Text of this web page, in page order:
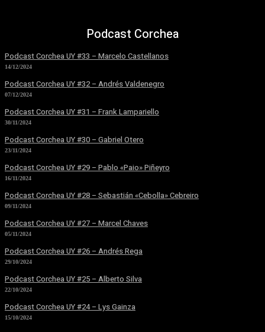
Podcast Corchea
Podcast Corchea UY #33 – Marcelo Castellanos
14/12/2024
Podcast Corchea UY #32 – Andrés Valdenegro
07/12/2024
Podcast Corchea UY #31 – Frank Lampariello
30/11/2024
Podcast Corchea UY #30 – Gabriel Otero
23/11/2024
Podcast Corchea UY #29 – Pablo «Paio» Piñeyro
16/11/2024
Podcast Corchea UY #28 – Sebastián «Cebolla» Cebreiro
09/11/2024
Podcast Corchea UY #27 – Marcel Chaves
05/11/2024
Podcast Corchea UY #26 – Andrés Rega
29/10/2024
Podcast Corchea UY #25 – Alberto Silva
22/10/2024
Podcast Corchea UY #24 – Lys Gainza
15/10/2024